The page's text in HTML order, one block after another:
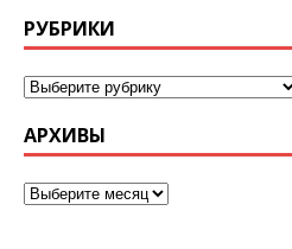
РУБРИКИ
АРХИВЫ